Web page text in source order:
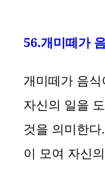
56.개미떼가
개미떼가 음
자신의 일을
것을 의미한
이 모여 자신